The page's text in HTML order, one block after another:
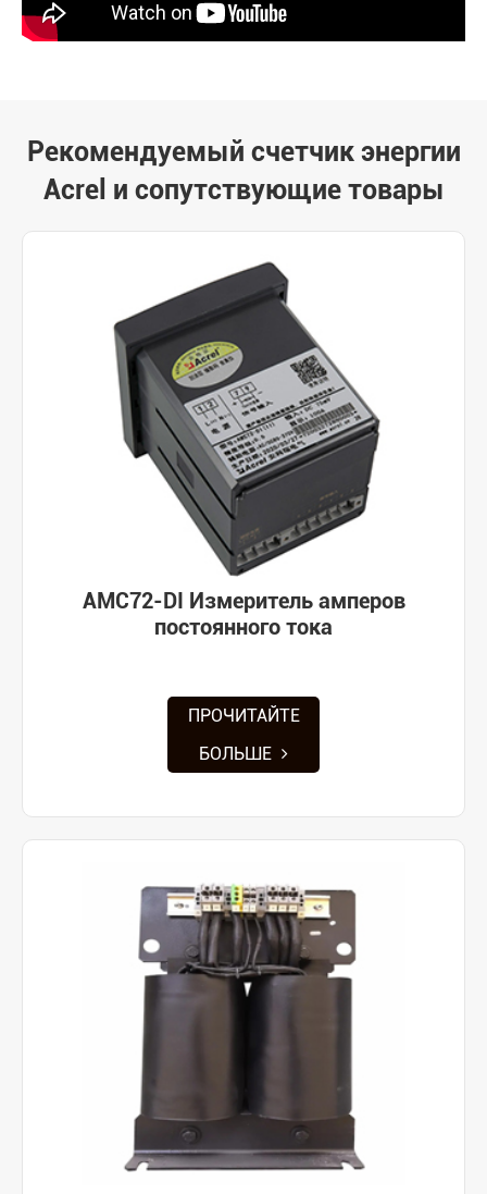
Рекомендуемый счетчик энергии
Acrel и сопутствующие товары
AMC72-DI Измеритель амперов
постоянного тока
ПРОЧИТАЙТЕ
БОЛЬШЕ